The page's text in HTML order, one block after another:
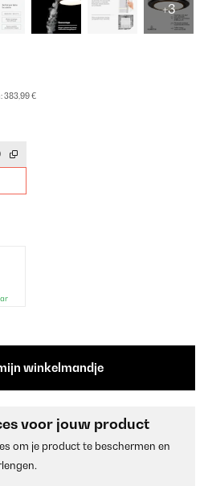
+3
383,99 €
winkelmandje
voor jouw product
om je product te beschermen en